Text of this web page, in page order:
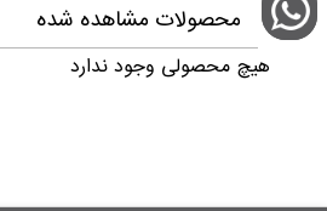
محصولات مشاهده شده
هیچ محصولی وجود ندارد